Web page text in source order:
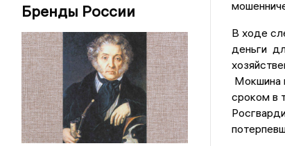
Бренды России
В ходе
деньги
Мокшина
сроком в